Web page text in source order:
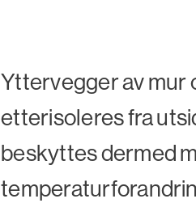
Yttervegger av mur
etterisoleres fra
beskyttes dermed